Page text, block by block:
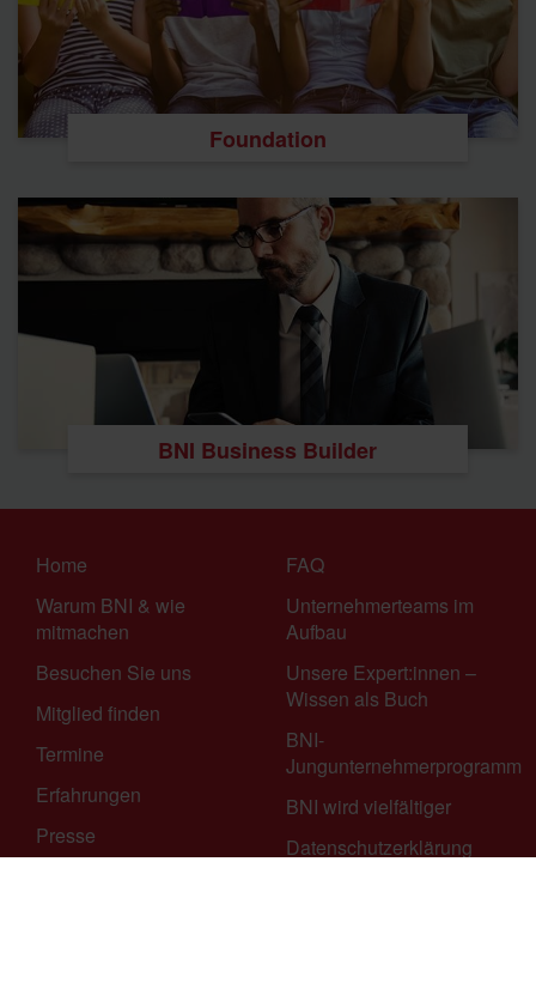
Foundation
BNI Business Builder
Home
Warum BNI & wie
mitmachen
Besuchen Sie uns
Mitglied finden
Termine
Erfahrungen
Presse
FAQ
Unternehmerteams im
Aufbau
Unsere Expert:innen –
Wissen als Buch
BNI-
Jungunternehmerprogramm
BNI wird vielfältiger
Datenschutzerklärung